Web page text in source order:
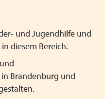
und Jugendhilfe und
diesem Bereich.
Brandenburg und